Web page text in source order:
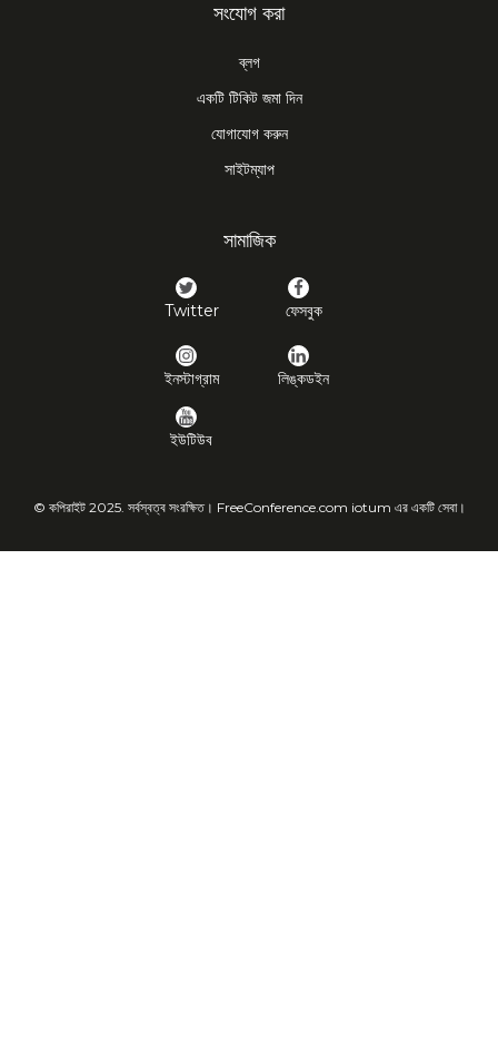
সংযোগ করা
ব্লগ
একটি টিকিট জমা দিন
যোগাযোগ করুন
সাইটম্যাপ
সামাজিক
Twitter ফেসবুক
ইনস্টাগ্রাম লিঙ্কডইন
ইউটিউব
© কপিরাইট 2025. সর্বস্বত্ব সংরক্ষিত। FreeConference.com iotum এর একটি সেবা।